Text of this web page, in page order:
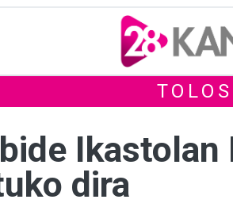
dira